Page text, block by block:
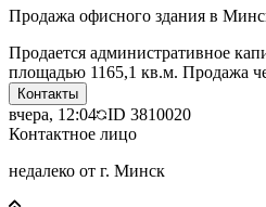
Продажа офисного здания в
Продается административное
площадью 1165,1 кв.м. Продажа
Контакты
вчера, 12:04 ID 3810020
Контактное лицо
недалеко от г. Минск